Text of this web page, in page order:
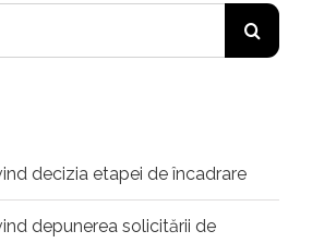
decizia etapei de încadrare
depunerea solicitării de